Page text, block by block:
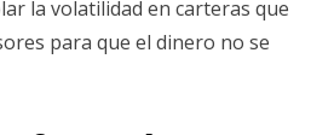
la volatilidad en carteras que
para que el dinero no se